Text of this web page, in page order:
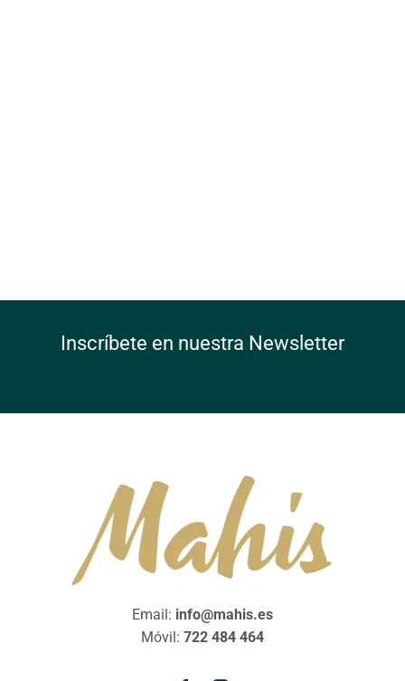
Inscríbete en nuestra Newsletter
Email: info@mahis.es
Móvil: 722 484 464